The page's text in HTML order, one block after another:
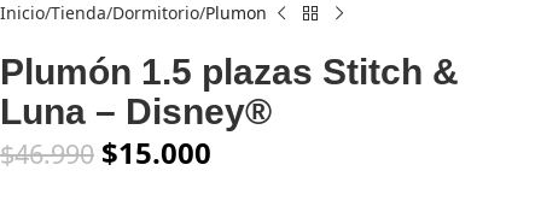
Inicio Tienda Dormitorio Plumon
Plumón 1.5 plazas Stitch &
Luna – Disney®
$46.990 $15.000